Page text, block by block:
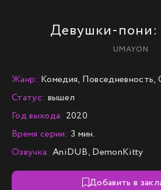
Девушки-пони:
UMAYON
Жанр: Комедия, Повседневность,
Статус: вышел
Год выхода: 2020
Время серии: 3 мин.
Озвучка: AniDUB, DemonKitty
Добавить в